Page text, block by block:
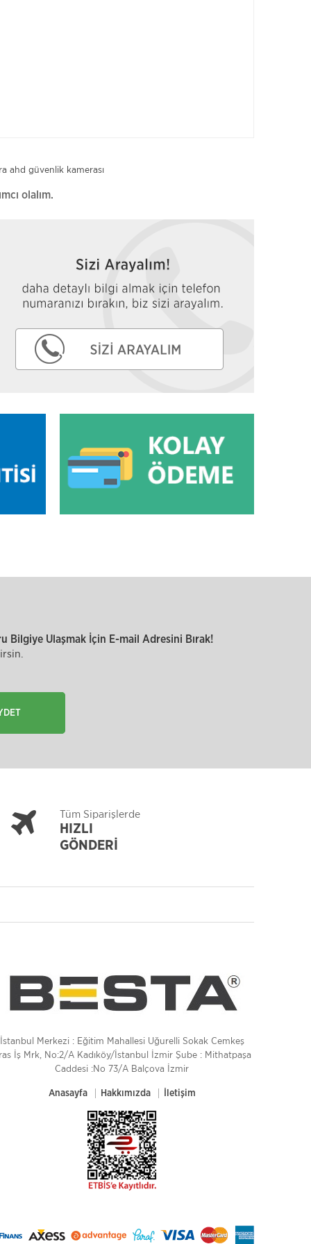
ahd güvenlik kamerası
olalım.
Bilgiye Ulaşmak İçin E-mail Adresini Bırak!
Tüm Siparişlerde
HIZLI
GÖNDERİ
İstanbul Merkezi : Eğitim Mahallesi Uğurelli Sokak Cemkeş
İş Mrk, No:2/A Kadıköy/İstanbul İzmir Şube : Mithatpaşa
Caddesi :No 73/A Balçova İzmir
Anasayfa Hakkımızda İletişim